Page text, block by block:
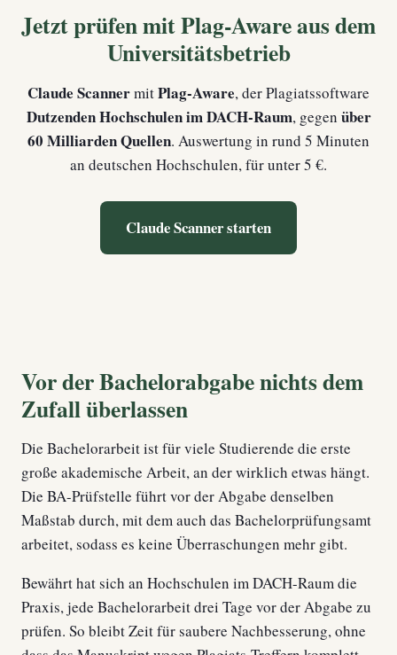
Jetzt prüfen mit Plag-Aware aus dem
Universitätsbetrieb
Claude ScannermitPlag-Aware, der Plagiatssoftware
Dutzenden Hochschulen im DACH-Raum, gegen über
60 Milliarden Quellen. Auswertung in rund 5 Minuten
an deutschen Hochschulen, für unter 5 €.
Claude Scanner starten
Vor der Bachelorabgabe nichts dem
Zufall überlassen
Die Bachelorarbeit ist für viele Studierende die erste
große akademische Arbeit, an der wirklich etwas hängt.
Die BA-Prüfstelle führt vor der Abgabe denselben
Maßstab durch, mit dem auch das Bachelorprüfungsamt
arbeitet, sodass es keine Überraschungen mehr gibt.
Bewährt hat sich an Hochschulen im DACH-Raum die
Praxis, jede Bachelorarbeit drei Tage vor der Abgabe zu
prüfen. So bleibt Zeit für saubere Nachbesserung, ohne